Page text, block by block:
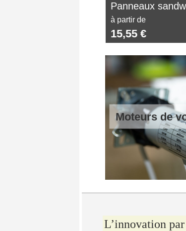
Panneaux
à partir de
15,55 €
Moteurs de
L’innovation